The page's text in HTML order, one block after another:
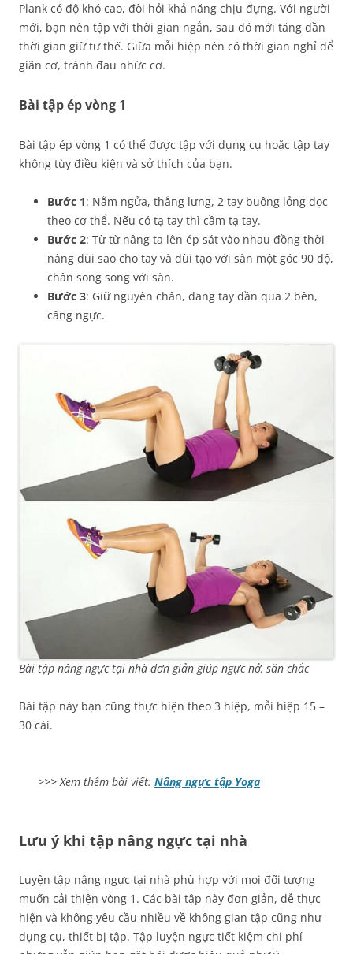
Plank có độ khó cao, đòi hỏi khả năng chịu đựng. Với người
mới, bạn nên tập với thời gian ngắn, sau đó mới tăng dần
thời gian giữ tư thế. Giữa mỗi hiệp nên có thời gian nghỉ để
giãn cơ, tránh đau nhức cơ.
Bài tập ép vòng 1
Bài tập ép vòng 1 có thể được tập với dụng cụ hoặc tập tay
không tùy điều kiện và sở thích của bạn.
Bước 1: Nằm ngửa, thẳng lưng, 2 tay buông lỏng dọc
theo cơ thể. Nếu có tạ tay thì cầm tạ tay.
Bước 2: Từ từ nâng ta lên ép sát vào nhau đồng thời
nâng đùi sao cho tay và đùi tạo với sàn một góc 90 độ,
chân song song với sàn.
Bước 3: Giữ nguyên chân, dang tay dần qua 2 bên,
căng ngực.
Bài tập nâng ngực tại nhà đơn giản giúp ngực nở, săn chắc
Bài tập này bạn cũng thực hiện theo 3 hiệp, mỗi hiệp 15 –
30 cái.
>>> Xem thêm bài viết: Nâng ngực tập Yoga
Lưu ý khi tập nâng ngực tại nhà
Luyện tập nâng ngực tại nhà phù hợp với mọi đối tượng
muốn cải thiện vòng 1. Các bài tập này đơn giản, dễ thực
hiện và không yêu cầu nhiều về không gian tập cũng như
dụng cụ, thiết bị tập. Tập luyện ngực tiết kiệm chi phí